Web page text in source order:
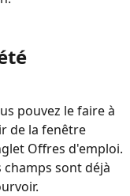
pouvez le faire à
de la fenêtre
Offres d'emploi.
sont déjà